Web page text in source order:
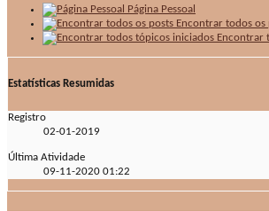
Página Pessoal
Encontrar todos os
Encontrar
Estatísticas Resumidas
Registro
02-01-2019
Última Atividade
09-11-2020 01:22